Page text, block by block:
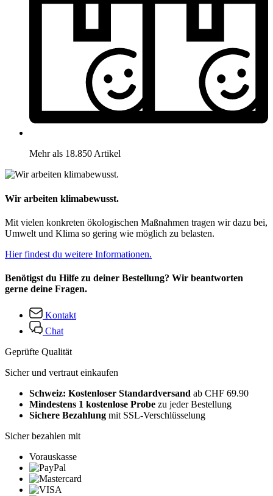
Mehr als 18.850 Artikel
Wir arbeiten klimabewusst.
Mit vielen konkreten ökologischen Maßnahmen tragen wir dazu bei,
Umwelt und Klima so gering wie möglich zu belasten.
Hier findest du weitere Informationen.
Benötigst du Hilfe zu deiner Bestellung? Wir beantworten
gerne deine Fragen.
Kontakt
Chat
Geprüfte Qualität
Sicher und vertraut einkaufen
Schweiz: Kostenloser Standardversand ab CHF 69.90
Mindestens 1 kostenlose Probe zu jeder Bestellung
Sichere Bezahlung mit SSL-Verschlüsselung
Sicher bezahlen mit
Vorauskasse